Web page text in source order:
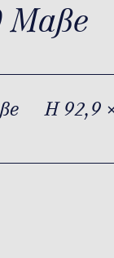
Maße
H 92,9